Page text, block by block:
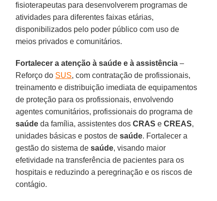
fisioterapeutas para desenvolverem programas de
atividades para diferentes faixas etárias,
disponibilizados pelo poder público com uso de
meios privados e comunitários.
Fortalecer a atenção à saúde e à assistência–
Reforço do SUS, com contratação de profissionais,
treinamento e distribuição imediata de equipamentos
de proteção para os profissionais, envolvendo
agentes comunitários, profissionais do programa de
saúde da família, assistentes dosCRAS eCREAS,
unidades básicas e postos desaúde. Fortalecer a
gestão do sistema desaúde, visando maior
efetividade na transferência de pacientes para os
hospitais e reduzindo a peregrinação e os riscos de
contágio.